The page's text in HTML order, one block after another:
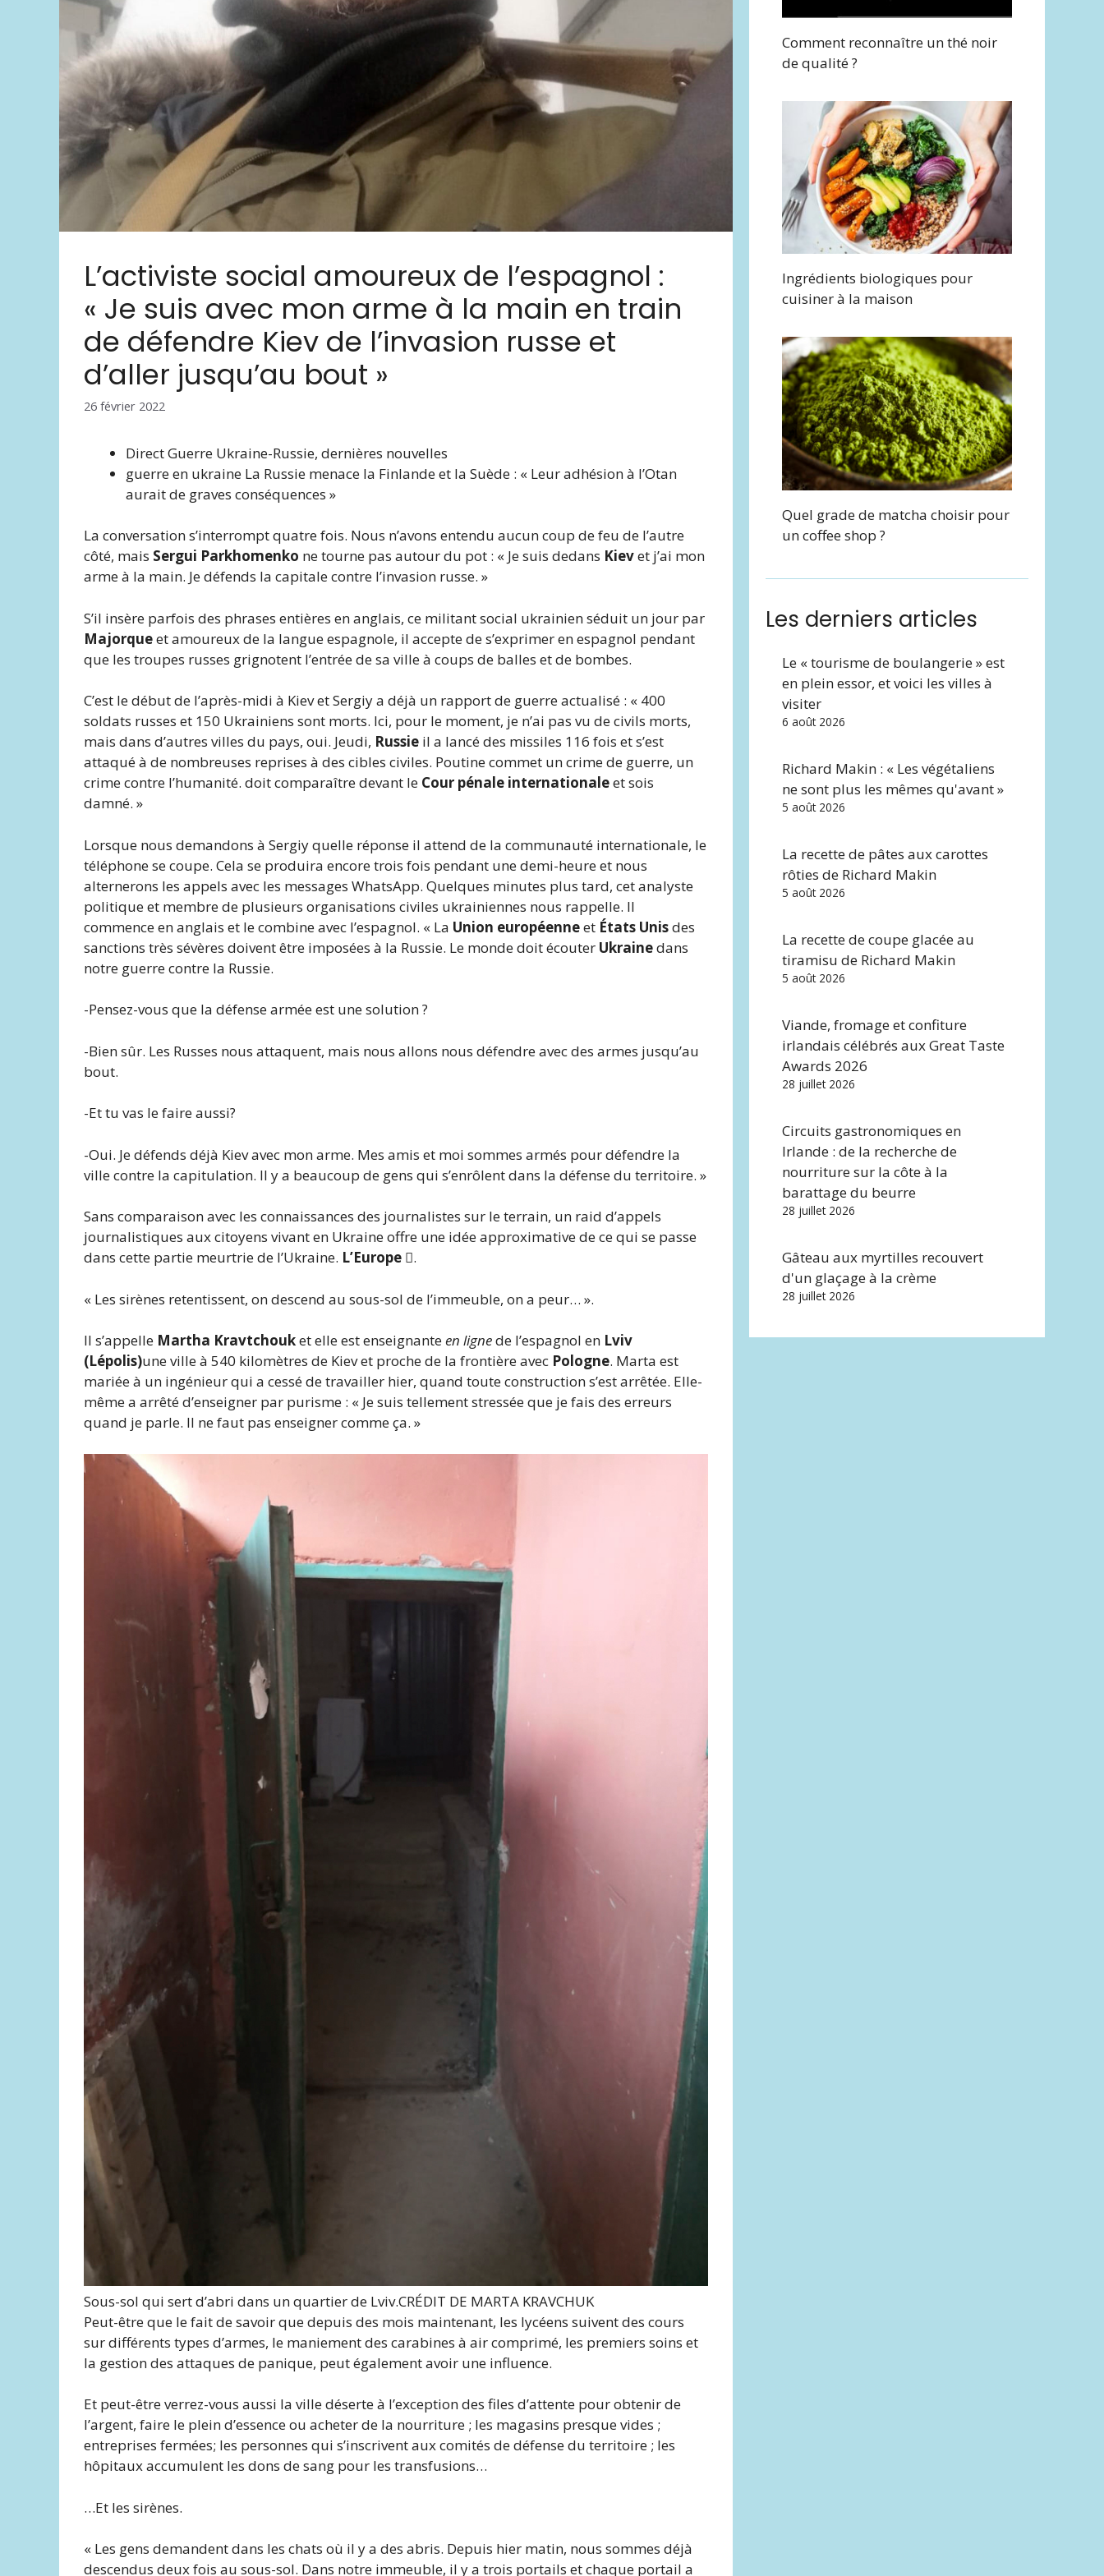
L’activiste social amoureux de l’espagnol :
« Je suis avec mon arme à la main en train
de défendre Kiev de l’invasion russe et
d’aller jusqu’au bout »
26 février 2022
DirectGuerre Ukraine-Russie, dernières nouvelles
guerre en ukraine La Russie menace la Finlande et la Suède : « Leur adhésion à l’Otan
aurait de graves conséquences »
La conversation s’interrompt quatre fois. Nous n’avons entendu aucun coup de feu de l’autre
côté, mais Sergui Parkhomenko ne tourne pas autour du pot : « Je suis dedans Kievet j’ai mon
arme à la main. Je défends la capitale contre l’invasion russe. »
S’il insère parfois des phrases entières en anglais, ce militant social ukrainien séduit un jour par
Majorqueet amoureux de la langue espagnole, il accepte de s’exprimer en espagnol pendant
que les troupes russes grignotent l’entrée de sa ville à coups de balles et de bombes.
C’est le début de l’après-midi à Kiev et Sergiy a déjà un rapport de guerre actualisé : « 400
soldats russes et 150 Ukrainiens sont morts. Ici, pour le moment, je n’ai pas vu de civils morts,
mais dans d’autres villes du pays, oui. Jeudi, Russie il a lancé des missiles 116 fois et s’est
attaqué à de nombreuses reprises à des cibles civiles. Poutine commet un crime de guerre, un
crime contre l’humanité. doit comparaître devant le Cour pénale internationaleet sois
damné. »
Lorsque nous demandons à Sergiy quelle réponse il attend de la communauté internationale, le
téléphone se coupe. Cela se produira encore trois fois pendant une demi-heure et nous
alternerons les appels avec les messages WhatsApp. Quelques minutes plus tard, cet analyste
politique et membre de plusieurs organisations civiles ukrainiennes nous rappelle. Il
commence en anglais et le combine avec l’espagnol. « La Union européenneet États Unisdes
sanctions très sévères doivent être imposées à la Russie. Le monde doit écouter Ukrainedans
notre guerre contre la Russie.
-Pensez-vous que la défense armée est une solution ?
-Bien sûr. Les Russes nous attaquent, mais nous allons nous défendre avec des armes jusqu’au
bout.
-Et tu vas le faire aussi?
-Oui. Je défends déjà Kiev avec mon arme. Mes amis et moi sommes armés pour défendre la
ville contre la capitulation. Il y a beaucoup de gens qui s’enrôlent dans la défense du territoire. »
Sans comparaison avec les connaissances des journalistes sur le terrain, un raid d’appels
journalistiques aux citoyens vivant en Ukraine offre une idée approximative de ce qui se passe
dans cette partie meurtrie de l’Ukraine. L’Europe .
« Les sirènes retentissent, on descend au sous-sol de l’immeuble, on a peur… ».
Il s’appelle Martha Kravtchouket elle est enseignanteen lignede l’espagnol en Lviv
(Lépolis)une ville à 540 kilomètres de Kiev et proche de la frontière avec Pologne. Marta est
mariée à un ingénieur qui a cessé de travailler hier, quand toute construction s’est arrêtée. Elle-
même a arrêté d’enseigner par purisme : « Je suis tellement stressée que je fais des erreurs
quand je parle. Il ne faut pas enseigner comme ça. »
Sous-sol qui sert d’abri dans un quartier de Lviv.CRÉDIT DE MARTA KRAVCHUK
Peut-être que le fait de savoir que depuis des mois maintenant, les lycéens suivent des cours
sur différents types d’armes, le maniement des carabines à air comprimé, les premiers soins et
la gestion des attaques de panique, peut également avoir une influence.
Et peut-être verrez-vous aussi la ville déserte à l’exception des files d’attente pour obtenir de
l’argent, faire le plein d’essence ou acheter de la nourriture ; les magasins presque vides ;
entreprises fermées; les personnes qui s’inscrivent aux comités de défense du territoire ; les
hôpitaux accumulent les dons de sang pour les transfusions…
…Et les sirènes.
« Les gens demandent dans les chats où il y a des abris. Depuis hier matin, nous sommes déjà
descendus deux fois au sous-sol. Dans notre immeuble, il y a trois portails et chaque portail a
Comment reconnaître un thé noir
de qualité ?
Ingrédients biologiques pour
cuisiner à la maison
Quel grade de matcha choisir pour
un coffee shop ?
Les derniers articles
Le « tourisme de boulangerie » est
en plein essor, et voici les villes à
visiter
6 août 2026
Richard Makin : « Les végétaliens
ne sont plus les mêmes qu'avant »
5 août 2026
La recette de pâtes aux carottes
rôties de Richard Makin
5 août 2026
La recette de coupe glacée au
tiramisu de Richard Makin
5 août 2026
Viande, fromage et confiture
irlandais célébrés aux Great Taste
Awards 2026
28 juillet 2026
Circuits gastronomiques en
Irlande : de la recherche de
nourriture sur la côte à la
barattage du beurre
28 juillet 2026
Gâteau aux myrtilles recouvert
d'un glaçage à la crème
28 juillet 2026